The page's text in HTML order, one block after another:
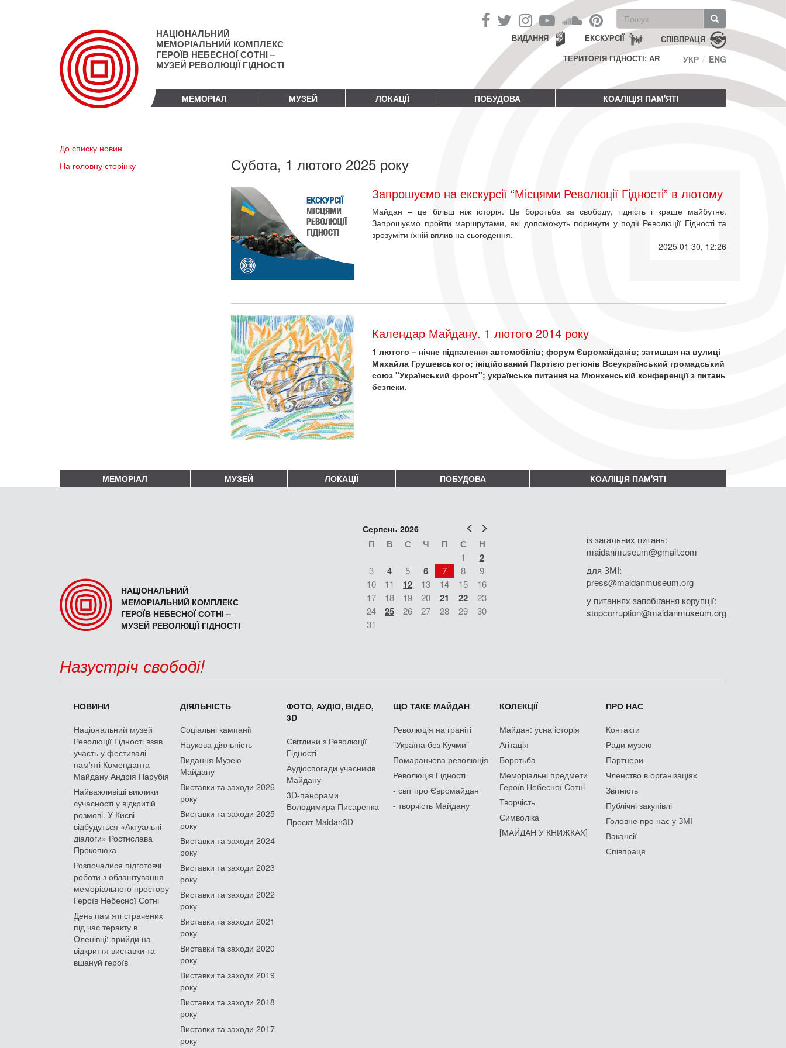
НАЦІОНАЛЬНИЙ
МЕМОРІАЛЬНИЙ КОМПЛЕКС
ГЕРОЇВ НЕБЕСНОЇ СОТНІ –
МУЗЕЙ РЕВОЛЮЦІЇ ГІДНОСТІ
Пошукова
форма
Пошук СПІВПРАЦЯ
ЕКСКУРСІЇ
ВИДАННЯ
ТЕРИТОРІЯ ГІДНОСТІ: AR
УКР ENG
МЕМОРІАЛ МУЗЕЙ ЛОКАЦІЇ ПОБУДОВА КОАЛІЦІЯ ПАМ'ЯТІ
До списку новин
На головну сторінку
Субота, 1 лютого 2025 року
Запрошуємо на екскурсії “Місцями Революції Гідності” в лютому
Майдан – це більш ніж історія. Це боротьба за свободу, гідність і краще майбутнє.
Запрошуємо пройти маршрутами, які допоможуть поринути у події Революції Гідності та
зрозуміти їхній вплив на сьогодення.
2025 01 30, 12:26
Календар Майдану. 1 лютого 2014 року
1 лютого – нічне підпалення автомобілів; форум Євромайданів; затишшя на вулиці
Михайла Грушевського; ініційований Партією регіонів Всеукраїнський громадський
союз "Український фронт"; українське питання на Мюнхенській конференції з питань
безпеки.
МЕМОРІАЛ МУЗЕЙ ЛОКАЦІЇ ПОБУДОВА КОАЛІЦІЯ ПАМ'ЯТІ
НАЦІОНАЛЬНИЙ
МЕМОРІАЛЬНИЙ КОМПЛЕКС
ГЕРОЇВ НЕБЕСНОЇ СОТНІ –
МУЗЕЙ РЕВОЛЮЦІЇ ГІДНОСТІ
Попер
Серпень 2026
П В С Ч П С Н
1 2
3 4 5 6 7 8
9
10
11 12 13 14 15
16
17
18 19 20 21 22
23
24
25 26 27 28 29
30
31
із загальних питань:
maidanmuseum@gmail.com
для ЗМІ:
press@maidanmuseum.org
у питаннях запобігання корупції:
stopcorruption@maidanmuseum.org
Назустріч свободі!
НОВИНИ
Національний музей
Революції Гідності взяв
участь у фестивалі
пам'яті Коменданта
Майдану Андрія Парубія
Найважливіші виклики
сучасності у відкритій
розмові. У Києві
відбудуться «Актуальні
діалоги» Ростислава
Прокопюка
Розпочалися підготовчі
роботи з облаштування
меморіального простору
Героїв Небесної Сотні
День памʼяті страчених
під час теракту в
Оленівці: прийди на
відкриття виставки та
вшануй героїв
ДІЯЛЬНІСТЬ
Соціальні кампанії
Наукова діяльність
Видання Музею
Майдану
Виставки та заходи 2026
року
Виставки та заходи 2025
року
Виставки та заходи 2024
року
Виставки та заходи 2023
року
Виставки та заходи 2022
року
Виставки та заходи 2021
року
Виставки та заходи 2020
року
Виставки та заходи 2019
року
Виставки та заходи 2018
року
Виставки та заходи 2017
року
ФОТО, АУДІО, ВІДЕО,
3D
Світлини з Революції
Гідності
Аудіоспогади учасників
Майдану
3D-панорами
Володимира Писаренка
Проєкт Maidan3D
ЩО ТАКЕ МАЙДАН
Революція на граніті
"Україна без Кучми"
Помаранчева революція
Революція Гідності
- світ про Євромайдан
- творчість Майдану
КОЛЕКЦІЇ
Майдан: усна історія
Агітація
Боротьба
Меморіальні предмети
Героїв Небесної Сотні
Творчість
Символіка
[МАЙДАН У КНИЖКАХ]
ПРО НАС
Контакти
Ради музею
Партнери
Членство в організаціях
Звітність
Публічні закупівлі
Головне про нас у ЗМІ
Вакансії
Співпраця